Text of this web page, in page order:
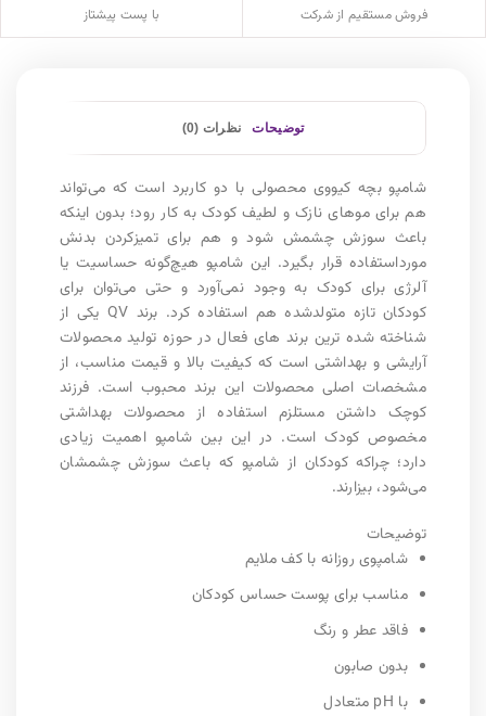
فروش مستقیم از شرکت با پست پیشتاز
توضیحات نظرات (0)
شامپو بچه کیووی محصولی با دو کاربرد است که می‌تواند
هم برای موهای نازک و لطیف کودک به کار رود؛ بدون اینکه
باعث سوزش چشمش شود و هم برای تمیزکردن بدنش
مورداستفاده قرار بگیرد. این شامپو هیچ‌گونه حساسیت یا
آلرژی برای کودک به وجود نمی‌آورد و حتی می‌توان برای
کودکان تازه متولدشده هم استفاده کرد. برند QV یکی از
شناخته شده ترین برند های فعال در حوزه تولید محصولات
آرایشی و بهداشتی است که کیفیت بالا و قیمت مناسب، از
مشخصات اصلی محصولات این برند محبوب است. فرزند
کوچک داشتن مستلزم استفاده از محصولات بهداشتی
مخصوص کودک است. در این بین شامپو اهمیت زیادی
دارد؛ چراکه کودکان از شامپو که باعث سوزش چشمشان
می‌شود، بیزارند.
توضیحات
شامپوی روزانه با کف ملایم
مناسب برای پوست حساس کودکان
فاقد عطر و رنگ
بدون صابون
با pH متعادل